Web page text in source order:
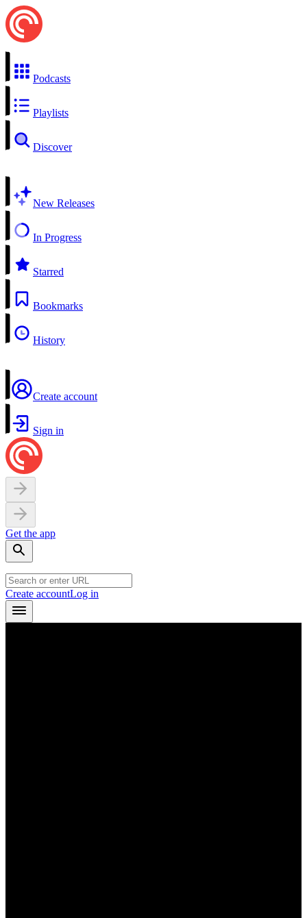
Podcasts
Playlists
Discover
New Releases
In Progress
Starred
Bookmarks
History
Create account
Sign in
Get the app
Create accountLog in